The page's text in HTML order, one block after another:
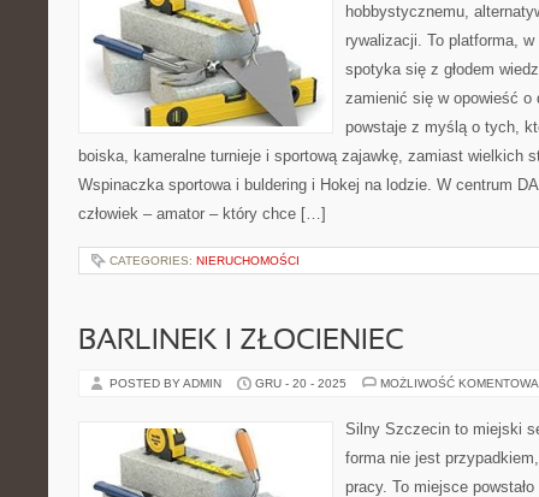
hobbystycznemu,
rywalizacji. To platforma,
spotyka się z głodem
zamienić się w opowieść o
powstaje z myślą o tych,
boiska, kameralne turnieje i sportową zajawkę, zamiast wielkich
Wspinaczka sportowa i buldering i Hokej na lodzie. W centrum
człowiek – amator – który chce […]
CATEGORIES: NIERUCHOMOŚCI
BARLINEK I ZŁOCIENIEC
POSTED BY ADMIN GRU - 20 - 2025 MOŻLIWOŚĆ
Silny Szczecin to miejski
forma nie jest
pracy. To miejsce